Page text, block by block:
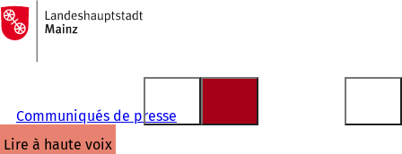
Accéder au contenu
Vers
la
page
d'accueil
Communiqués de presse
lire à haute voix